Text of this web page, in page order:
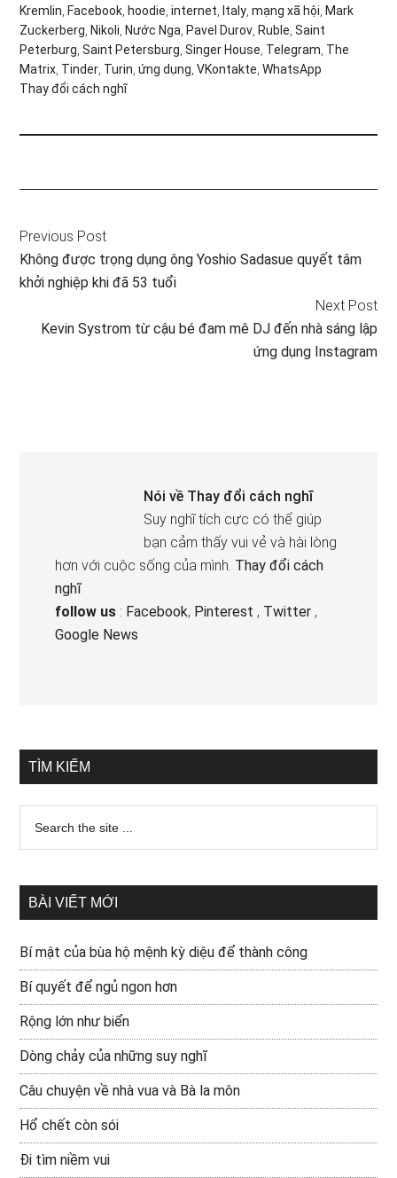
Kremlin Facebook hoodie ,internet Italy ,mạng xã hội Mark
Zuckerberg Nikoli Nước Nga Pavel Durov Ruble ,Saint
Peterburg ,Saint Petersburg ,Singer House Telegram The
Matrix Tinder Turin ,ứng dụng ,VKontakte ,WhatsApp
Thay đổi cách nghĩ
Previous Post
Không được trọng dụng ông Yoshio Sadasue quyết tâm
khởi nghiệp khi đã 53 tuổi
Next Post
Kevin Systrom từ cậu bé đam mê DJ đến nhà sáng lập
ứng dụng Instagram
Nói về Thay đổi cách nghĩ
Suy nghĩ tích cực có thể giúp
bạn cảm thấy vui vẻ và hài lòng
hơn với cuộc sống của mình. Thay đổi cách
nghĩ
follow us : Facebook, Pinterest , Twitter ,
Google News
TÌM KIẾM
BÀI VIẾT MỚI
Bí mật của bùa hộ mệnh kỳ diệu để thành công
Bí quyết để ngủ ngon hơn
Rộng lớn như biển
Dòng chảy của những suy nghĩ
Câu chuyện về nhà vua và Bà la môn
Hổ chết còn sói
Đi tìm niềm vui